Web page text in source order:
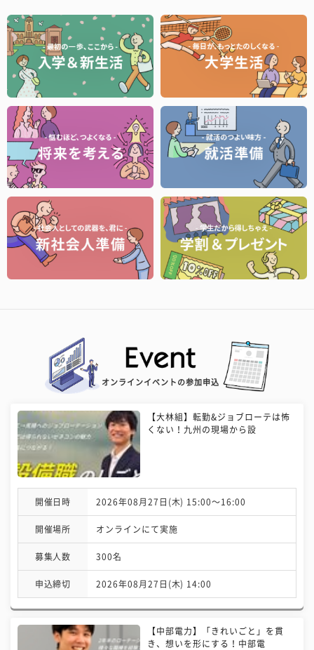
オンラインイベントの参加申込
【大林組】転勤&ジョブローテは怖
くない！九州の現場から設
開催日時 2026年08月27日(木) 15:00〜16:00
開催場所 オンラインにて実施
募集人数 300名
申込締切 2026年08月27日(木) 14:00
【中部電力】「きれいごと」を貫
き、想いを形にする！中部電